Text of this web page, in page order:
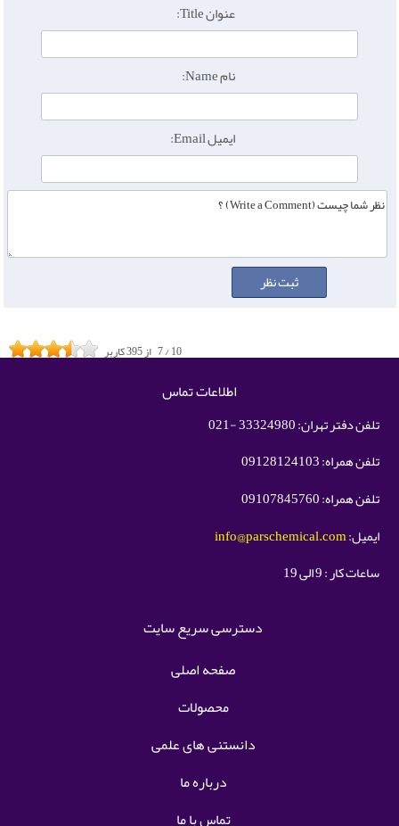
عنوان Title:
نام Name:
ایمیل Email:
7/10 از395کاربر
اطلاعات تماس
تلفن دفتر تهران: 33324980 -021
تلفن همراه: 09128124103
تلفن همراه: 09107845760
ایمیل:info@parschemical.com
ساعات کار : 9 الی 19
دسترسی سریع سایت
صفحه اصلی
محصولات
دانستنی های علمی
درباره ما
تماس با ما